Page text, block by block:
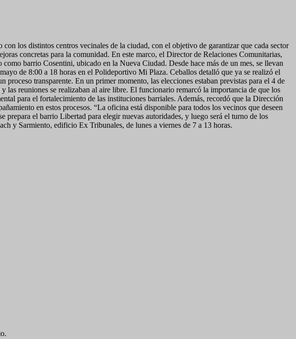
los distintos centros vecinales de la ciudad, con el objetivo de garantizar que cada sector
concretas para la comunidad. En este marco, el Director de Relaciones Comunitarias,
barrio Cosentini, ubicado en la Nueva Ciudad. Desde hace más de un mes, se llevan
de 8:00 a 18 horas en el Polideportivo Mi Plaza. Ceballos detalló que ya se realizó el
transparente. En un primer momento, las elecciones estaban previstas para el 4 de
las reuniones se realizaban al aire libre. El funcionario remarcó la importancia de que los
para el fortalecimiento de las instituciones barriales. Además, recordó que la Dirección
en estos procesos. “La oficina está disponible para todos los vecinos que deseen
el barrio Libertad para elegir nuevas autoridades, y luego será el turno de los
y Sarmiento, edificio Ex Tribunales, de lunes a viernes de 7 a 13 horas.